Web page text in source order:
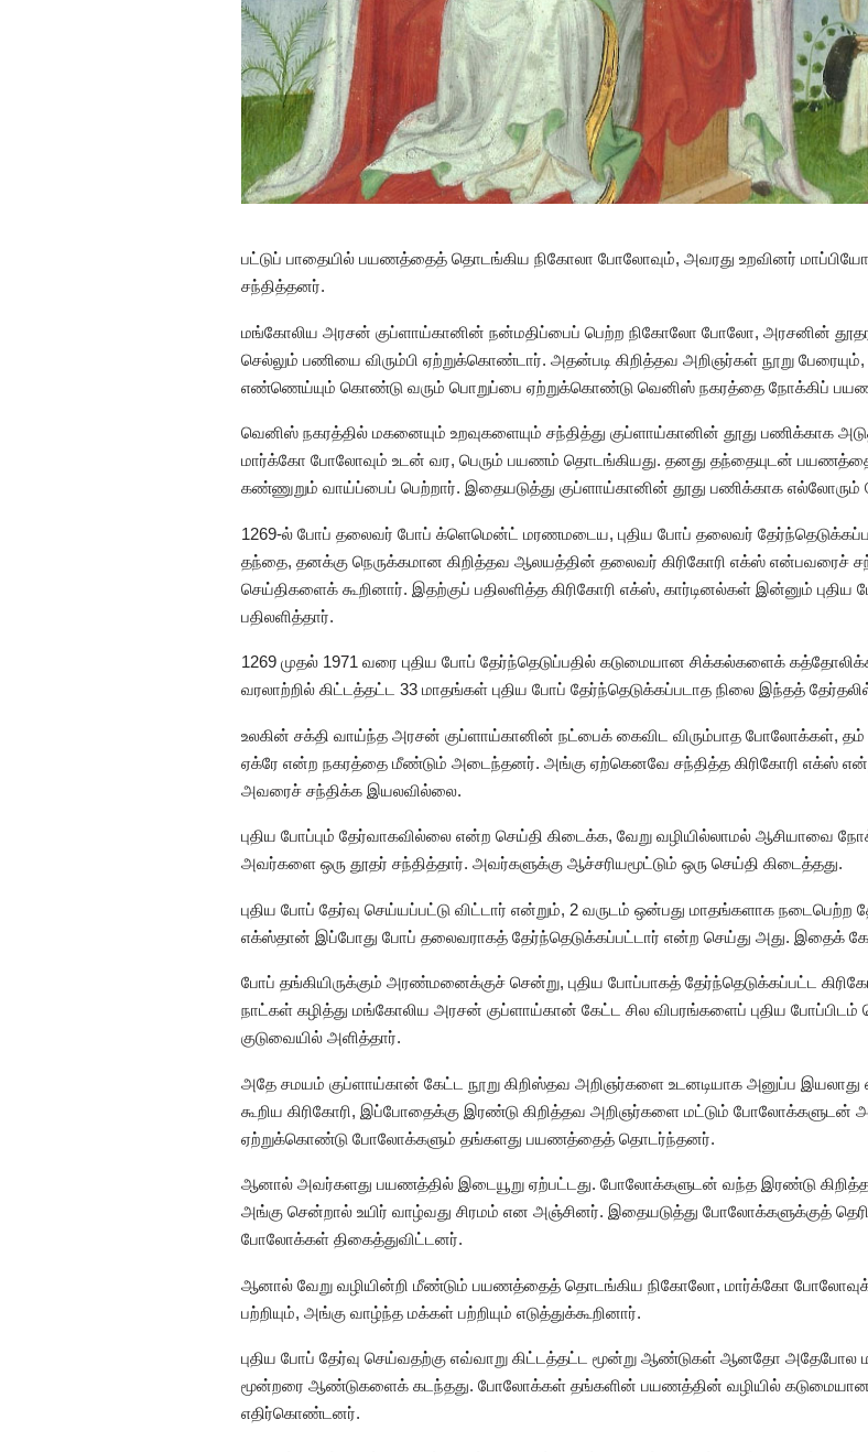
பட்டுப் பாதையில் பயணத்தைத் தொடங்கிய நிகோலா போலோவும், அவரது உறவினர்
சந்தித்தனர்.
மங்கோலிய அரசன் குப்ளாய்கானின் நன்மதிப்பைப் பெற்ற நிகோலோ போலோ, அரசனின்
செல்லும் பணியை விரும்பி ஏற்றுக்கொண்டார். அதன்படி கிறித்தவ அறிஞர்கள் நூறு
எண்ணெய்யும் கொண்டு வரும் பொறுப்பை ஏற்றுக்கொண்டு வெனிஸ் நகரத்தை நோக்கிப்
வெனிஸ் நகரத்தில் மகனையும் உறவுகளையும் சந்தித்து குப்ளாய்கானின் தூது பணிக்காக
மார்க்கோ போலோவும் உடன் வர, பெரும் பயணம் தொடங்கியது. தனது தந்தையுடன்
கண்ணுறும் வாய்ப்பைப் பெற்றார். இதையடுத்து குப்ளாய்கானின் தூது பணிக்காக
1269-ல் போப் தலைவர் போப் க்ளெமென்ட் மரணமடைய, புதிய போப் தலைவர்
தந்தை, தனக்கு நெருக்கமான கிறித்தவ ஆலயத்தின் தலைவர் கிரிகோரி எக்ஸ் என்பவரைச்
செய்திகளைக் கூறினார். இதற்குப் பதிலளித்த கிரிகோரி எக்ஸ், கார்டினல்கள் இன்னும்
பதிலளித்தார்.
1269 முதல் 1971 வரை புதிய போப் தேர்ந்தெடுப்பதில் கடுமையான சிக்கல்களைக்
வரலாற்றில் கிட்டத்தட்ட 33 மாதங்கள் புதிய போப் தேர்ந்தெடுக்கப்படாத நிலை இந்தத்
உலகின் சக்தி வாய்ந்த அரசன் குப்ளாய்கானின் நட்பைக் கைவிட விரும்பாத
ஏக்ரே என்ற நகரத்தை மீண்டும் அடைந்தனர். அங்கு ஏற்கெனவே சந்தித்த கிரிகோரி எக்ஸ்
அவரைச் சந்திக்க இயலவில்லை.
புதிய போப்பும் தேர்வாகவில்லை என்ற செய்தி கிடைக்க, வேறு வழியில்லாமல்
அவர்களை ஒரு தூதர் சந்தித்தார். அவர்களுக்கு ஆச்சரியமூட்டும் ஒரு செய்தி கிடைத்தது.
புதிய போப் தேர்வு செய்யப்பட்டு விட்டார் என்றும், 2 வருடம் ஒன்பது மாதங்களாக
எக்ஸ்தான் இப்போது போப் தலைவராகத் தேர்ந்தெடுக்கப்பட்டார் என்ற செய்து அது. இதைக்
போப் தங்கியிருக்கும் அரண்மனைக்குச் சென்று, புதிய போப்பாகத் தேர்ந்தெடுக்கப்பட்ட
நாட்கள் கழித்து மங்கோலிய அரசன் குப்ளாய்கான் கேட்ட சில விபரங்களைப் புதிய
குடுவையில் அளித்தார்.
அதே சமயம் குப்ளாய்கான் கேட்ட நூறு கிறிஸ்தவ அறிஞர்களை உடனடியாக அனுப்ப இயலாது
கூறிய கிரிகோரி, இப்போதைக்கு இரண்டு கிறித்தவ அறிஞர்களை மட்டும் போலோக்களுடன்
ஏற்றுக்கொண்டு போலோக்களும் தங்களது பயணத்தைத் தொடர்ந்தனர்.
ஆனால் அவர்களது பயணத்தில் இடையூறு ஏற்பட்டது. போலோக்களுடன் வந்த இரண்டு
அங்கு சென்றால் உயிர் வாழ்வது சிரமம் என அஞ்சினர். இதையடுத்து போலோக்களுக்குத்
போலோக்கள் திகைத்துவிட்டனர்.
ஆனால் வேறு வழியின்றி மீண்டும் பயணத்தைத் தொடங்கிய நிகோலோ, மார்க்கோ
பற்றியும், அங்கு வாழ்ந்த மக்கள் பற்றியும் எடுத்துக்கூறினார்.
புதிய போப் தேர்வு செய்வதற்கு எவ்வாறு கிட்டத்தட்ட மூன்று ஆண்டுகள் ஆனதோ அதேபோல
மூன்றரை ஆண்டுகளைக் கடந்தது. போலோக்கள் தங்களின் பயணத்தின் வழியில்
எதிர்கொண்டனர்.